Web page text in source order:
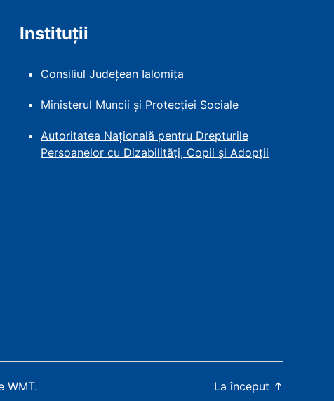
Instituții
Consiliul Județean Ialomița
Ministerul Muncii și Protecției Sociale
Autoritatea Națională pentru Drepturile
Persoanelor cu Dizabilități, Copii și Adopții
WMT. La început ↑